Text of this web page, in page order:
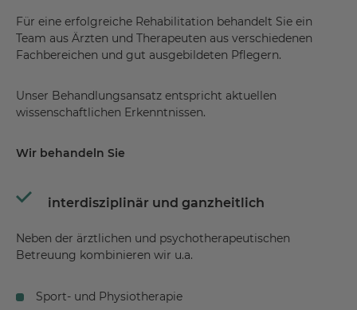
Für eine erfolgreiche Rehabilitation behandelt Sie ein
Team aus Ärzten und Therapeuten aus verschiedenen
Fachbereichen und gut ausgebildeten Pflegern.
Unser Behandlungsansatz entspricht aktuellen
wissenschaftlichen Erkenntnissen.
Wir behandeln Sie
interdisziplinär und ganzheitlich
Neben der ärztlichen und psychotherapeutischen
Betreuung kombinieren wir u.a.
Sport- und Physiotherapie